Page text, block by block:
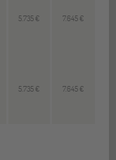
5.735 € 7.645 €
5.735 € 7.645 €